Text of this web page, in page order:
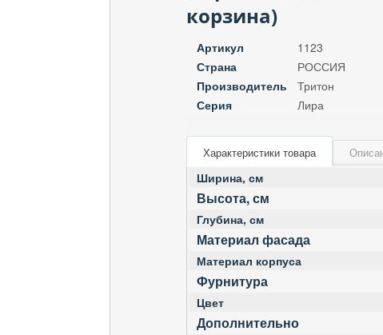
корзина)
Артикул
1123
Страна
РОССИЯ
Производитель
Тритон
Серия
Лира
Характеристики товара
Ширина, см
Высота, см
Глубина, см
Материал фасада
Материал корпуса
Фурнитура
Цвет
Дополнительно